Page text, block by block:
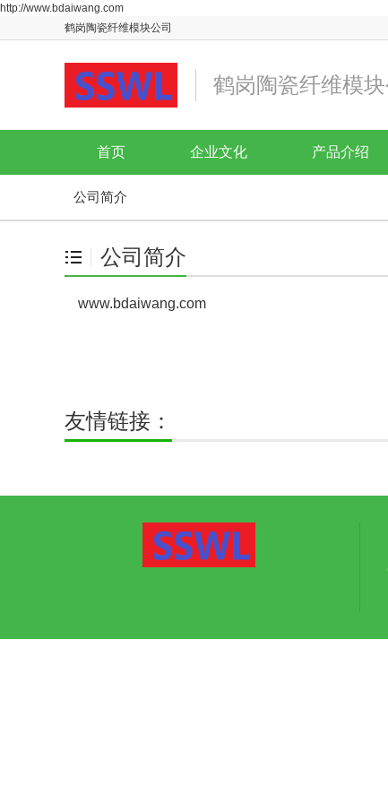
http://www.bdaiwang.com
鹤岗陶瓷纤维模块公司
鹤岗陶瓷纤维模块
首页 企业文化 产品介绍
公司简介
公司简介
www.bdaiwang.com
友情链接：